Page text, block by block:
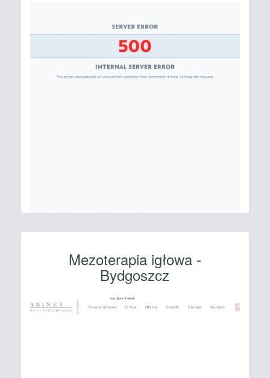
Mezoterapia igłowa -
Bydgoszcz